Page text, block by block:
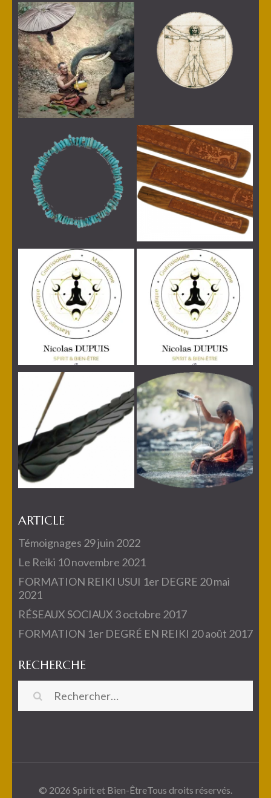
ARTICLE
Témoignages 29 juin 2022
Le Reiki 10 novembre 2021
FORMATION REIKI USUI 1er DEGRE 20 mai
2021
RÉSEAUX SOCIAUX 3 octobre 2017
FORMATION 1er DEGRÉ EN REIKI 20 août 2017
RECHERCHE
Rechercher :
© 2026 Spirit et Bien-ÊtreTous droits réservés.